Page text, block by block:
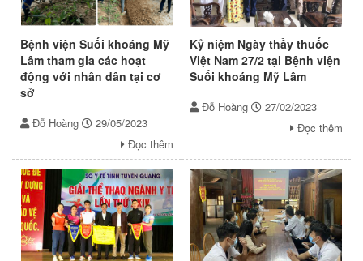
Bệnh viện Suối khoáng Mỹ
Lâm tham gia các hoạt
động với nhân dân tại cơ
sở
Đỗ Hoàng
29/05/2023
Đọc thêm
Kỷ niệm Ngày thầy thuốc
Việt Nam 27/2 tại Bệnh viện
Suối khoáng Mỹ Lâm
Đỗ Hoàng
27/02/2023
Đọc thêm